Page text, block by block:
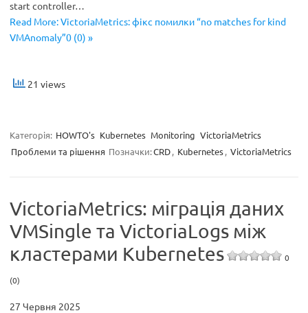
start controller…
Read More: VictoriaMetrics: фікс помилки “no matches for kind
VMAnomaly”0 (0) »
21 views
Категорія: HOWTO's Kubernetes Monitoring VictoriaMetrics
Проблеми та рішення Позначки:CRD, Kubernetes, VictoriaMetrics
VictoriaMetrics: міграція даних
VMSingle та VictoriaLogs між
кластерами Kubernetes
0
(0)
27 Червня 2025